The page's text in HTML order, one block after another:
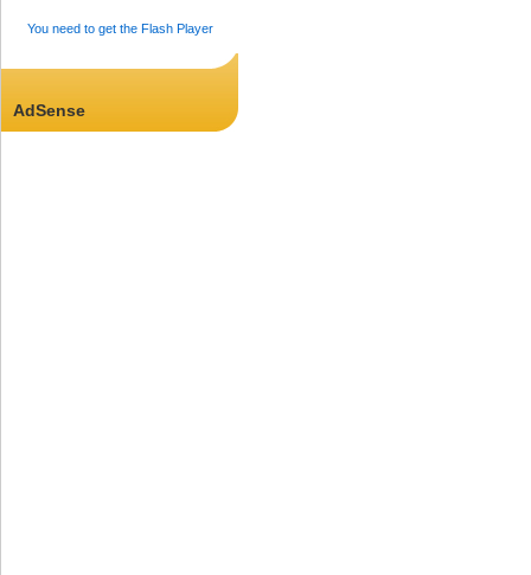
You need to get the Flash Player
AdSense